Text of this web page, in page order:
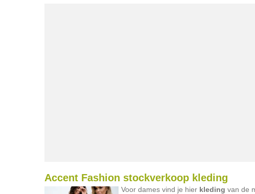
Accent Fashion stockverkoop kleding
Voor dames vind je hier kleding van de